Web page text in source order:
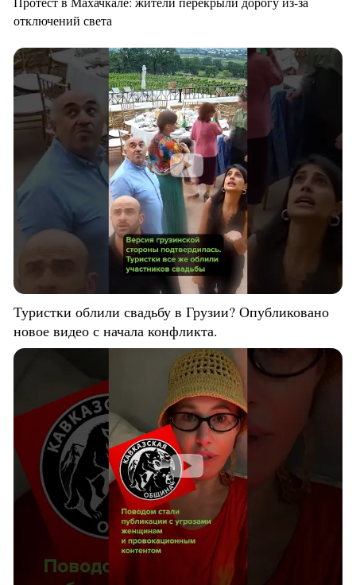
отключений света
Туристки облили свадьбу в Грузии? Опубликовано
новое видео с начала конфликта.